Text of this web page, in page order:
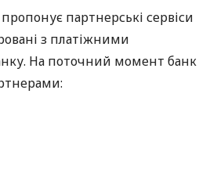
пропонує партнерські сервіси
з платіжними
На поточний момент банк